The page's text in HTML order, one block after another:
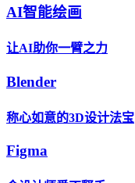
AI智能绘画
让AI助你一臂之力
Blender
称心如意的3D设计法宝
Figma